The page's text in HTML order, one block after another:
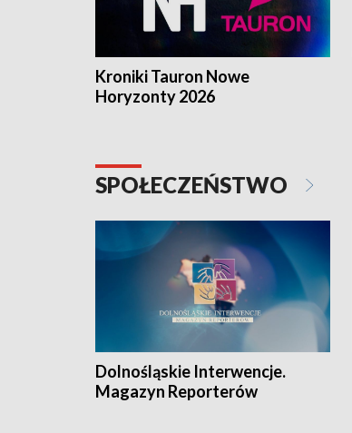
Kroniki Tauron Nowe
Horyzonty 2026
SPOŁECZEŃSTWO
Dolnośląskie Interwencje.
Magazyn Reporterów